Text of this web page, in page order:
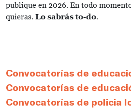
publique en 2026. En todo
quieras. Lo sabrás to-do.
Convocatorías de
Convocatorías de
Convocatorías de policia